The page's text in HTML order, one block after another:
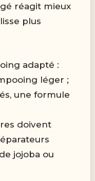
réagit mieux
plus
adapté :
léger ;
une formule
doivent
jojoba ou